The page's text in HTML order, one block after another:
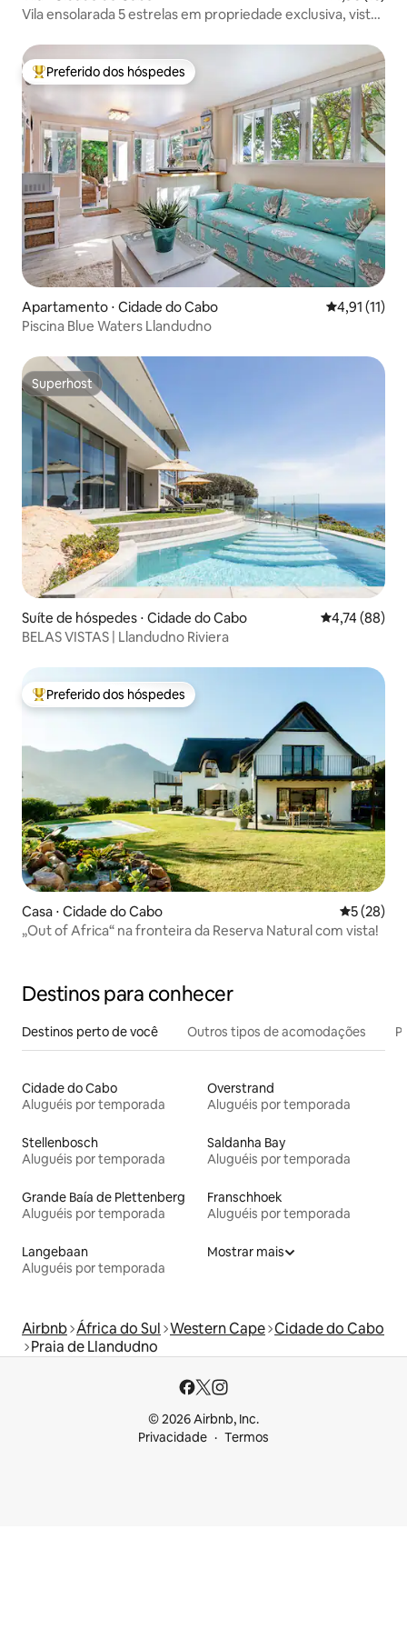
Vila ensolarada 5 estrelas em propriedade exclusiva, vistas
Entre os melhores preferidos dos hóspedes
Preferido dos hóspedes
Apartamento ⋅ Cidade do Cabo 4,91 de uma
4,91 (11)
Piscina Blue Waters Llandudno
Superhost
Superhost
Suíte de hóspedes ⋅ Cidade do Cabo 4,74 de uma
4,74 (88)
BELAS VISTAS | Llandudno Riviera
Entre os melhores preferidos dos hóspedes
Preferido dos hóspedes
Casa ⋅ Cidade do Cabo 5 de uma
5 (28)
„Out of Africa“ na fronteira da Reserva Natural com vista!
Destinos para conhecer
Destinos perto de você Outros tipos de acomodações
Cidade do Cabo
Aluguéis por temporada
Overstrand
Aluguéis por temporada
Stellenbosch
Aluguéis por temporada
Saldanha Bay
Aluguéis por temporada
Grande Baía de Plettenberg
Aluguéis por temporada
Franschhoek
Aluguéis por temporada
Langebaan
Aluguéis por temporada
Mostrar mais
Airbnb África do Sul Western Cape Cidade do Cabo
Praia de Llandudno
© 2026 Airbnb, Inc.
Privacidade
Termos